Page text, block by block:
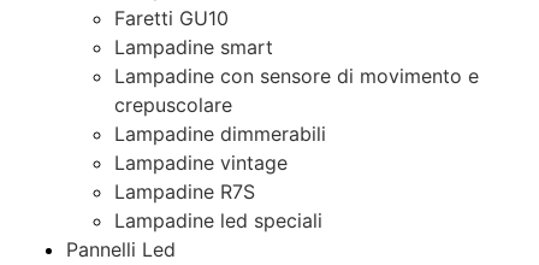
Faretti GU10
Lampadine smart
Lampadine con sensore di movimento e
crepuscolare
Lampadine dimmerabili
Lampadine vintage
Lampadine R7S
Lampadine led speciali
Pannelli Led